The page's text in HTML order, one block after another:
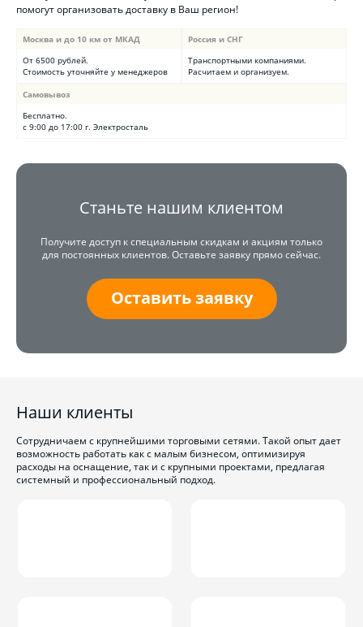
помогут организовать доставку в Ваш регион!
Москва и до 10 км от МКАД
От 6500 рублей.
Стоимость уточняйте у менеджеров
Россия и СНГ
Транспортными компаниями.
Расчитаем и организуем.
Самовывоз
Бесплатно.
с 9:00 до 17:00 г. Электросталь
Станьте нашим клиентом
Получите доступ к специальным скидкам и акциям только
для постоянных клиентов. Оставьте заявку прямо сейчас.
Оставить заявку
Наши клиенты
Сотрудничаем с крупнейшими торговыми сетями. Такой опыт дает
возможность работать как с малым бизнесом, оптимизируя
расходы на оснащение, так и с крупными проектами, предлагая
системный и профессиональный подход.